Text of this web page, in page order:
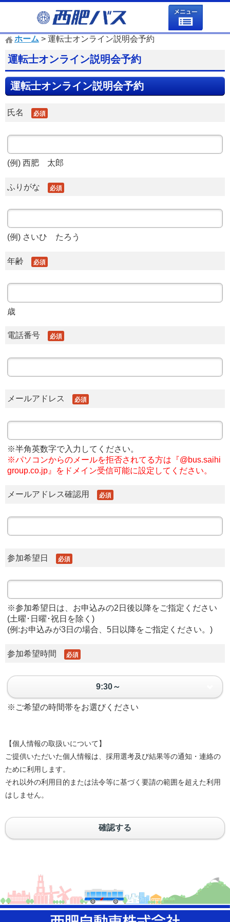
ホーム > 運転士オンライン説明会予約
運転士オンライン説明会予約
運転士オンライン説明会予約
氏名 必須
(例) 西肥 太郎
ふりがな 必須
(例) さいひ たろう
年齢 必須
歳
電話番号 必須
メールアドレス 必須
※半角英数字で入力してください。
※パソコンからのメールを拒否されてる方は『@bus.saihi
group.co.jp』をドメイン受信可能に設定してください。
メールアドレス確認用 必須
参加希望日 必須
※参加希望日は、お申込みの2日後以降をご指定ください
(土曜･日曜･祝日を除く)
(例:お申込みが3日の場合、5日以降をご指定ください。)
参加希望時間 必須
9:30～
※ご希望の時間帯をお選びください
【個人情報の取扱いについて】
ご提供いただいた個人情報は、採用選考及び結果等の通知・連絡の
ために利用します。
それ以外の利用目的または法令等に基づく要請の範囲を超えた利用
はしません。
確認する